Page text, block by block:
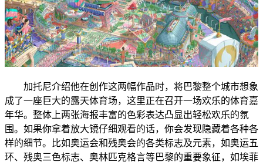
加托尼介绍他在创作这两幅作品时，将巴黎整个城市想象
成了一座巨大的露天体育场，这里正在召开一场欢乐的体育嘉
年华。整体上两张海报丰富的色彩表达凸显出轻松欢乐的氛
围。如果你拿着放大镜仔细观看的话，你会发现隐藏着各种各
样的细节。比如奥运会和残奥会的各类标志及元素，如奥运五
环、残奥三色标志、奥林匹克格言等巴黎的重要象征，如埃菲